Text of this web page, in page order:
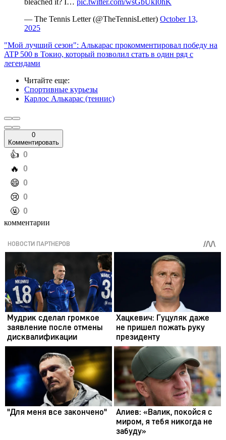
bleached it? I… pic.twitter.com/wsGbUkI0hK
— The Tennis Letter (@TheTennisLetter) October 13,
2025
"Мой лучший сезон": Алькарас прокомментировал победу на
ATP 500 в Токио, который позволил стать в один ряд с
легендами
Читайте еще:
Спортивные курьезы
Карлос Алькарас (теннис)
0
Комментировать
️👍 0
️🔥 0
️😄 0
️😢 0
️🤬 0
комментарии